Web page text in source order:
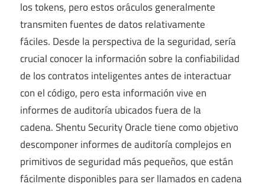
los tokens, pero estos oráculos generalmente
transmiten fuentes de datos relativamente
fáciles. Desde la perspectiva de la seguridad, sería
crucial conocer la información sobre la confiabilidad
de los contratos inteligentes antes de interactuar
con el código, pero esta información vive en
informes de auditoría ubicados fuera de la
cadena. Shentu Security Oracle tiene como objetivo
descomponer informes de auditoría complejos en
primitivos de seguridad más pequeños, que están
fácilmente disponibles para ser llamados en cadena